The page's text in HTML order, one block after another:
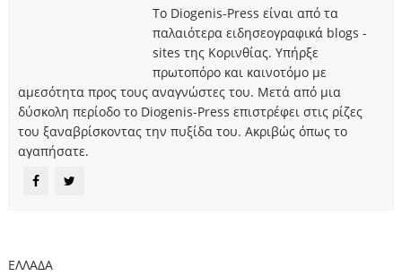
Το Diogenis-Press είναι από τα
παλαιότερα ειδησεογραφικά blogs -
sites της Κορινθίας. Υπήρξε
πρωτοπόρο και καινοτόμο με
αμεσότητα προς τους αναγνώστες του. Μετά από μια
δύσκολη περίοδο το Diogenis-Press επιστρέφει στις ρίζες
του ξαναβρίσκοντας την πυξίδα του. Ακριβώς όπως το
αγαπήσατε.
ΕΛΛΑΔΑ